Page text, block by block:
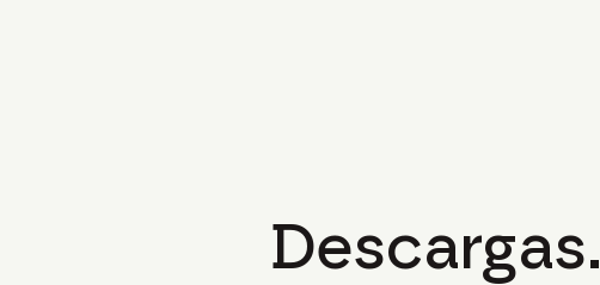
Descargas.